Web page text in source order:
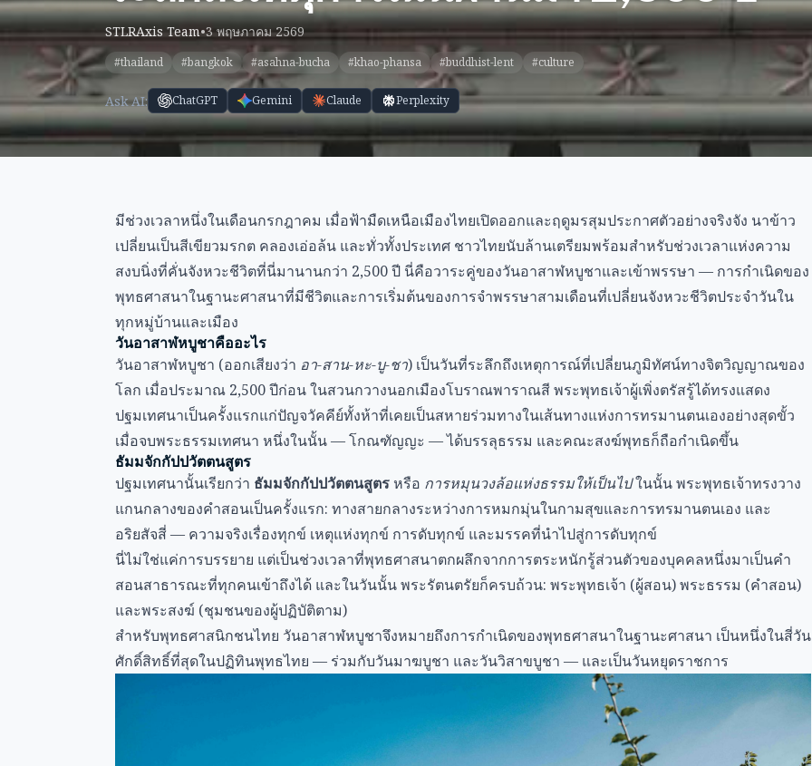
STLRAxis Team•3 พฤษภาคม 2569
#thailand #bangkok #asahna-bucha #khao-phansa #buddhist-lent #culture
Ask AI: ChatGPT Gemini Claude Perplexity
มีช่วงเวลาหนึ่งในเดือนกรกฎาคม เมื่อฟ้ามืดเหนือเมืองไทยเปิดออกและฤดูมรสุมประกาศตัวอย่างจริงจัง นาข้าว
เปลี่ยนเป็นสีเขียวมรกต คลองเอ่อล้น และทั่วทั้งประเทศ ชาวไทยนับล้านเตรียมพร้อมสำหรับช่วงเวลาแห่งความ
สงบนิ่งที่คั่นจังหวะชีวิตที่นี่มานานกว่า 2,500 ปี นี่คือวาระคู่ของวันอาสาฬหบูชาและเข้าพรรษา — การกำเนิดของ
พุทธศาสนาในฐานะศาสนาที่มีชีวิตและการเริ่มต้นของการจำพรรษาสามเดือนที่เปลี่ยนจังหวะชีวิตประจำวันใน
ทุกหมู่บ้านและเมือง
วันอาสาฬหบูชาคืออะไร
วันอาสาฬหบูชา (ออกเสียงว่า อา-สาน-หะ-บู-ชา) เป็นวันที่ระลึกถึงเหตุการณ์ที่เปลี่ยนภูมิทัศน์ทางจิตวิญญาณของ
โลก เมื่อประมาณ 2,500 ปีก่อน ในสวนกวางนอกเมืองโบราณพาราณสี พระพุทธเจ้าผู้เพิ่งตรัสรู้ได้ทรงแสดง
ปฐมเทศนาเป็นครั้งแรกแก่ปัญจวัคคีย์ทั้งห้าที่เคยเป็นสหายร่วมทางในเส้นทางแห่งการทรมานตนเองอย่างสุดขั้ว
เมื่อจบพระธรรมเทศนา หนึ่งในนั้น — โกณฑัญญะ — ได้บรรลุธรรม และคณะสงฆ์พุทธก็ถือกำเนิดขึ้น
ธัมมจักกัปปวัตตนสูตร
ปฐมเทศนานั้นเรียกว่า ธัมมจักกัปปวัตตนสูตรหรือ การหมุนวงล้อแห่งธรรมให้เป็นไปในนั้น พระพุทธเจ้าทรงวาง
แกนกลางของคำสอนเป็นครั้งแรก: ทางสายกลางระหว่างการหมกมุ่นในกามสุขและการทรมานตนเอง และ
อริยสัจสี่ — ความจริงเรื่องทุกข์ เหตุแห่งทุกข์ การดับทุกข์ และมรรคที่นำไปสู่การดับทุกข์
นี่ไม่ใช่แค่การบรรยาย แต่เป็นช่วงเวลาที่พุทธศาสนาตกผลึกจากการตระหนักรู้ส่วนตัวของบุคคลหนึ่งมาเป็นคำ
สอนสาธารณะที่ทุกคนเข้าถึงได้ และในวันนั้น พระรัตนตรัยก็ครบถ้วน: พระพุทธเจ้า (ผู้สอน) พระธรรม (คำสอน)
และพระสงฆ์ (ชุมชนของผู้ปฏิบัติตาม)
สำหรับพุทธศาสนิกชนไทย วันอาสาฬหบูชาจึงหมายถึงการกำเนิดของพุทธศาสนาในฐานะศาสนา เป็นหนึ่งในสี่วัน
ศักดิ์สิทธิ์ที่สุดในปฏิทินพุทธไทย — ร่วมกับวันมาฆบูชา และวันวิสาขบูชา — และเป็นวันหยุดราชการ